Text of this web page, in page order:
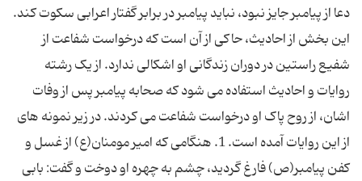
دعا از پیامبر جایز نبود، نباید پیامبر در برابر گفتار اعرابی سکوت کند.
این بخش از احادیث، حاکی از آن است که درخواست شفاعت از
شفیع راستین در دوران زندگانی او اشکالی ندارد. از یک رشته
روایات و احادیث استفاده می شود که صحابه پیامبر پس از وفات
اشان، از روح پاک او درخواست شفاعت می کردند. در زیر نمونه های
از این روایات آمده است. 1. هنگامی که امیر مومنان(ع) از غسل و
کفن پیامبر(ص) فارغ گردید، چشم به چهره او دوخت و گفت: بابی